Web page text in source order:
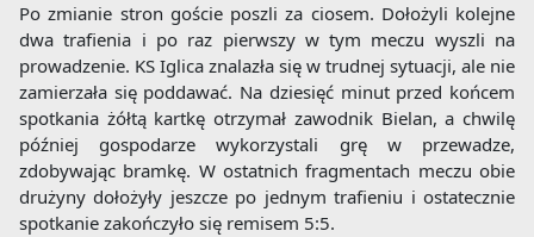
Po zmianie stron goście poszli za ciosem. Dołożyli kolejne
dwa trafienia i po raz pierwszy w tym meczu wyszli na
prowadzenie. KS Iglica znalazła się w trudnej sytuacji, ale nie
zamierzała się poddawać. Na dziesięć minut przed końcem
spotkania żółtą kartkę otrzymał zawodnik Bielan, a chwilę
później gospodarze wykorzystali grę w przewadze,
zdobywając bramkę. W ostatnich fragmentach meczu obie
drużyny dołożyły jeszcze po jednym trafieniu i ostatecznie
spotkanie zakończyło się remisem 5:5.